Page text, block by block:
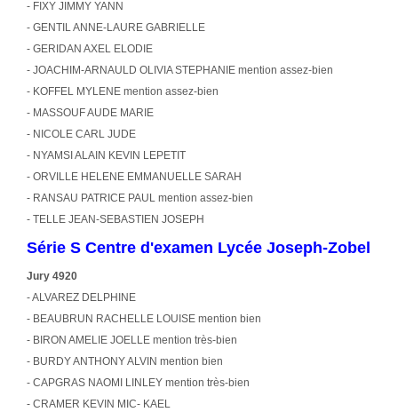
- FIXY JIMMY YANN
- GENTIL ANNE-LAURE GABRIELLE
- GERIDAN AXEL ELODIE
- JOACHIM-ARNAULD OLIVIA STEPHANIE mention assez-bien
- KOFFEL MYLENE mention assez-bien
- MASSOUF AUDE MARIE
- NICOLE CARL JUDE
- NYAMSI ALAIN KEVIN LEPETIT
- ORVILLE HELENE EMMANUELLE SARAH
- RANSAU PATRICE PAUL mention assez-bien
- TELLE JEAN-SEBASTIEN JOSEPH
Série S Centre d'examen Lycée Joseph-Zobel
Jury 4920
- ALVAREZ DELPHINE
- BEAUBRUN RACHELLE LOUISE mention bien
- BIRON AMELIE JOELLE mention très-bien
- BURDY ANTHONY ALVIN mention bien
- CAPGRAS NAOMI LINLEY mention très-bien
- CRAMER KEVIN MIC- KAEL